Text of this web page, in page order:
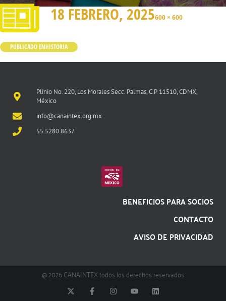
18 FEBRERO, 2025600 × 600
PUBLICADO ENHISTORIA
Plinio No. 220, Los Morales Secc. Palmas, C.P. 11510, CDMX,
México
info@canaintex.org.mx
55 5280 8637
BENEFICIOS PARA SOCIOS
CONTACTO
AVISO DE PRIVACIDAD
@ 2026 CANAINTEX todos los derechos reservados